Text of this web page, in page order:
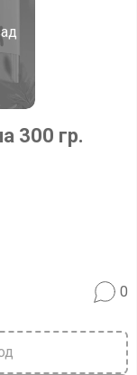
300 гр.
0